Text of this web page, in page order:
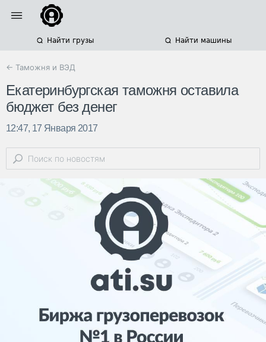
Найти грузы Найти машины
← Таможня и ВЭД
Екатеринбургская таможня оставила
бюджет без денег
12:47, 17 Января 2017